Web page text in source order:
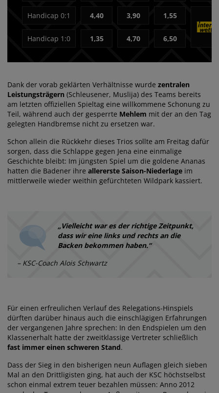
Handicap 0:1 4,40 3,90 1,55
Handicap 1:0 1,35 4,70 6,50
Dank der vorab geklärten Verhältnisse wurde zentralen
Leistungsträgern (Schleusener, Muslija) des Teams bereits
am letzten offiziellen Spieltag eine willkommene Schonung zu
Teil, während auch der gesperrte Mehlem mit der an den Tag
gelegten Handbremse nicht zu ersetzen war.
Schon allein die Rückkehr dieses Trios sollte am Freitag dafür
sorgen, dass die Schlappe gegen Jena eine einmalige
Geschichte bleibt: Im jüngsten Spiel um die goldene Ananas
hatten die Badener ihre allererste Saison-Niederlage im
mittlerweile wieder weithin gefürchteten Wildpark kassiert.
„Vielleicht war es der richtige Zeitpunkt,
dass wir eine links und rechts an die
Backen bekommen haben.“
– KSC-Coach Alois Schwartz
Für einen erfreulichen Verlauf des Relegations-Hinspiels
dürften darüber hinaus auch die einschlägigen Erfahrungen
der vergangenen Jahre sprechen: In den Endspielen um den
Klassenerhalt hatte der zweitklassige Vertreter schließlich
fast immer einen schweren Stand.
Dass der Sieg in den bisherigen neun Auflagen gleich sieben
Mal an den Drittligisten ging, hat auch der KSC höchstselbst
schon einmal extrem teuer bezahlen müssen: Anno 2012